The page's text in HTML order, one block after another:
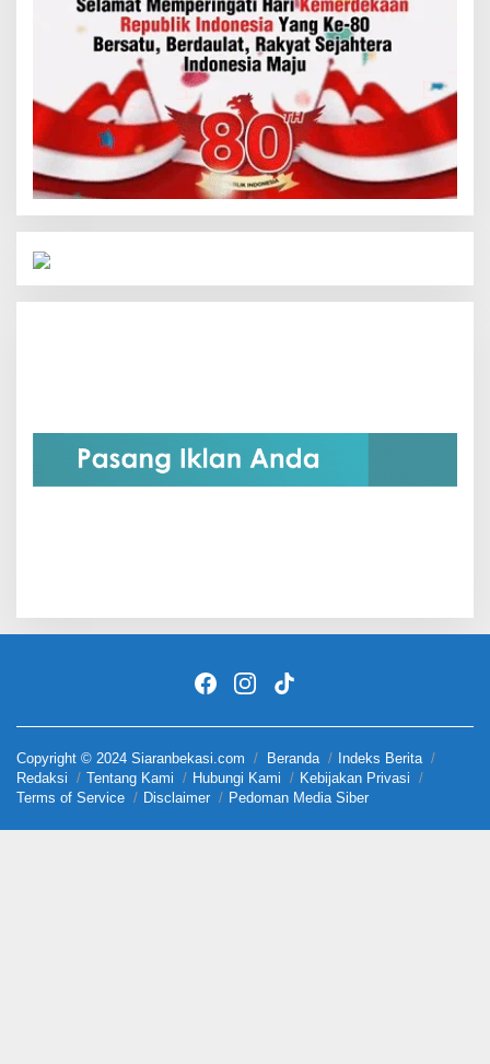
Copyright © 2024 Siaranbekasi.com Beranda
Indeks Berita
Redaksi
Tentang Kami Hubungi Kami
Kebijakan Privasi
Terms of Service
Disclaimer Pedoman Media Siber